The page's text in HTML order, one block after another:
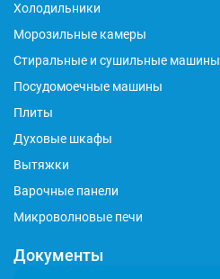
Холодильники
Морозильные камеры
Стиральные и сушильные машины
Посудомоечные машины
Плиты
Духовые шкафы
Вытяжки
Варочные панели
Микроволновые печи
Документы